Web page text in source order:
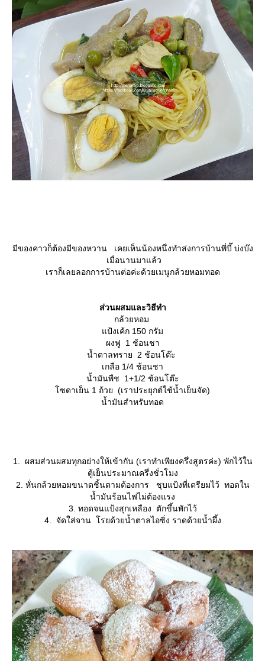
มีของคาวก็ต้องมีของหวาน เคยเห็นน้องหนึ่งทำส่งการบ้านพี่บี๊ บ่งบ๊ง
เมื่อนานมาแล้ว
เราก็เลยลอกการบ้านต่อค่ะด้วยเมนูกล้วยหอมทอด
ส่วนผสมและวิธีทำ
กล้วยหอม
ป้งเค้ก 150 กรัม
ผงฟู 1 ช้อนชา
น้ำตาลทราย 2 ช้อนโต๊ะ
เกลือ 1/4 ช้อนชา
น้ำมันพืช 1+1/2 ช้อนโต๊ะ
ซดาเย็น 1 ถ้วย (เราประยุกต์ใช้น้ำเย็นจัด)
น้ำมันสำหรับทอด
1. ผสมส่วนผสมทุกอย่างให้เข้ากัน (เราทำเพียงครึ่งสูตรค่ะ) พักไว้ใน
ตู้เย็นประมาณครึ่งชั่วโมง
2. หั่นกล้วยหอมขนาดชิ้นตามต้องการ ชุบแป้งที่เตรียมไว้ ทอดใน
น้ำมันร้อนไฟไม่ต้องแรง
3. ทอดจนแป้งสุกเหลือง ตักขึ้นพักไว้
4. จัดใส่จาน โรยด้วยน้ำตาลไอซิ่ง ราดด้วยน้ำผึ้ง